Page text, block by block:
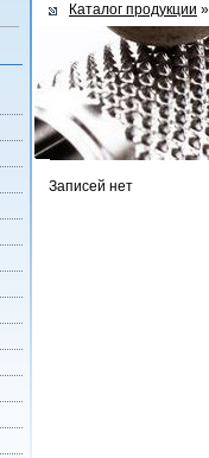
Каталог продукции
Записей нет